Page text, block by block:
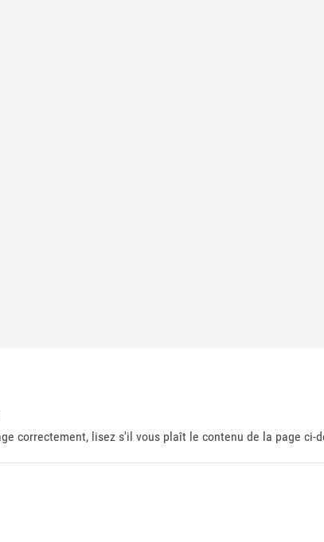
correctement, lisez s'il vous plaît le contenu de la page ci-